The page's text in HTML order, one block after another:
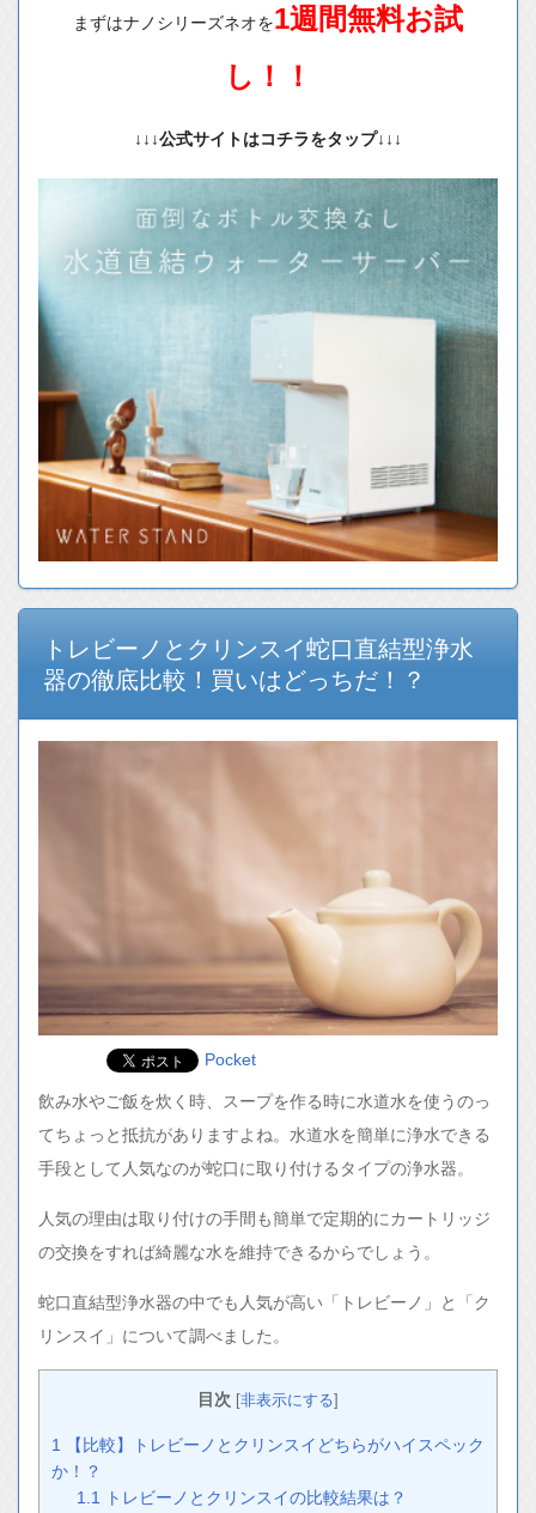
まずはナノシリーズネオを1週間無料お試
し！！
↓↓↓公式サイトはコチラをタップ↓↓↓
トレビーノとクリンスイ蛇口直結型浄水
器の徹底比較！買いはどっちだ！？
Pocket
飲み水やご飯を炊く時、スープを作る時に水道水を使うのっ
てちょっと抵抗がありますよね。水道水を簡単に浄水できる
手段として人気なのが蛇口に取り付けるタイプの浄水器。
人気の理由は取り付けの手間も簡単で定期的にカートリッジ
の交換をすれば綺麗な水を維持できるからでしょう。
蛇口直結型浄水器の中でも人気が高い「トレビーノ」と「ク
リンスイ」について調べました。
目次 [非表示にする]
1
【比較】トレビーノとクリンスイどちらがハイスペック
か！？
1.1
トレビーノとクリンスイの比較結果は？